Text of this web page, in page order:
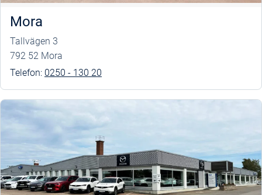
Mora
Tallvägen 3
792 52 Mora
Telefon: 0250 - 130 20